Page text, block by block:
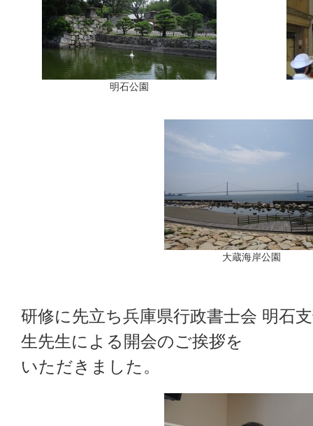
明石公園
大蔵海岸公園
研修に先立ち兵庫県行政書士会 明
生先生による開会のご挨拶を
いただきました。